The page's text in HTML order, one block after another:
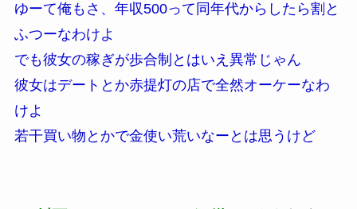
ゆーて俺もさ、年収500って同年代からしたら割と
ふつーなわけよ
でも彼女の稼ぎが歩合制とはいえ異常じゃん
彼女はデートとか赤提灯の店で全然オーケーなわ
けよ
若干買い物とかで金使い荒いなーとは思うけど